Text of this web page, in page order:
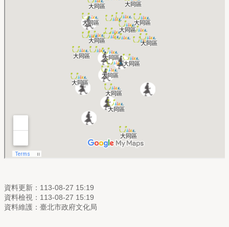
資料更新：113-08-27 15:19
資料檢視：113-08-27 15:19
資料維護：臺北市政府文化局